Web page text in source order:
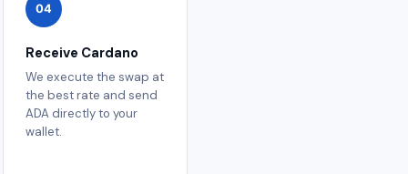
04
Receive Cardano
We execute the swap at
the best rate and send
ADA directly to your
wallet.